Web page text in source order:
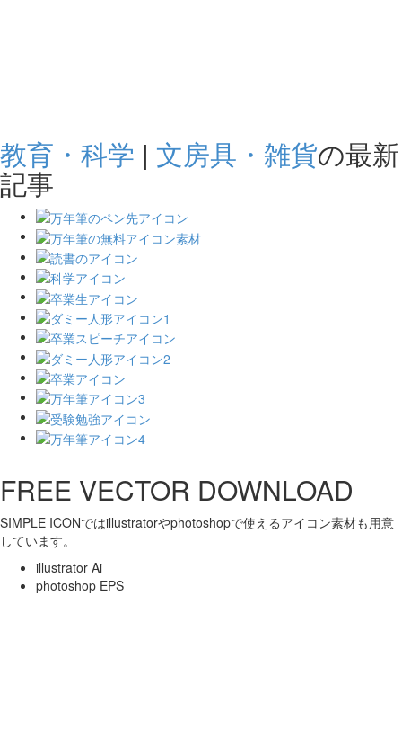
教育・科学 | 文房具・雑貨の最新
記事
FREE VECTOR DOWNLOAD
SIMPLE ICONではillustratorやphotoshopで使えるアイコン素材も用意
しています。
illustrator Ai
photoshop EPS